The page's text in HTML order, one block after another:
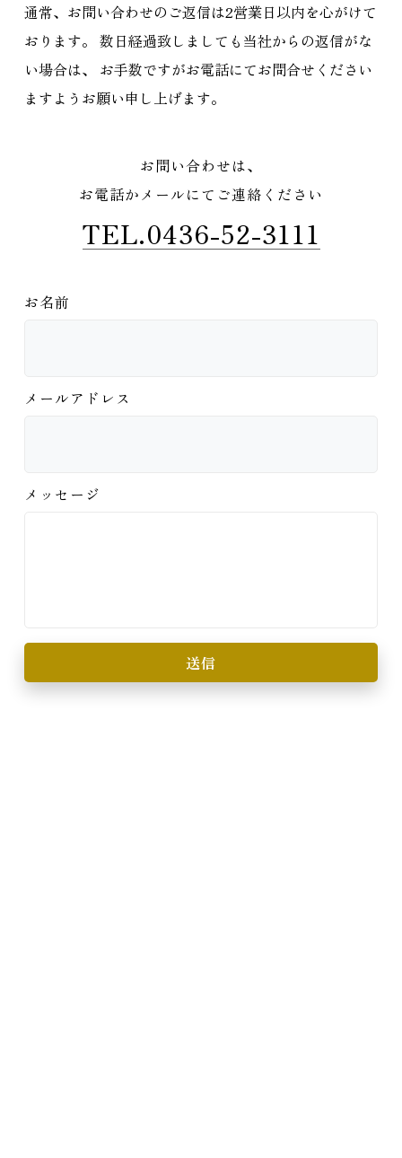
通常、お問い合わせのご返信は2営業日以内を心がけて
おります。 数日経過致しましても当社からの返信がな
い場合は、
お手数ですがお電話にてお問合せください
ますようお願い申し上げます。
お問い合わせは、
お電話かメールにてご連絡ください
TEL.0436-52-3111
お名前
メールアドレス
メッセージ